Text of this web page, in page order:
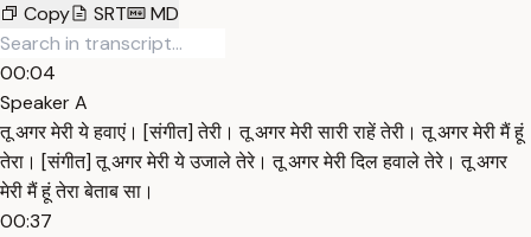
Copy
SRT MD
00:04
Speaker A
तू अगर मेरी ये हवाएं। [संगीत] तेरी। तू अगर मेरी सारी राहें तेरी। तू अगर मेरी मैं हूं
तेरा। [संगीत] तू अगर मेरी ये उजाले तेरे। तू अगर मेरी दिल हवाले तेरे। तू अगर
मेरी मैं हूं तेरा बेताब सा।
00:37